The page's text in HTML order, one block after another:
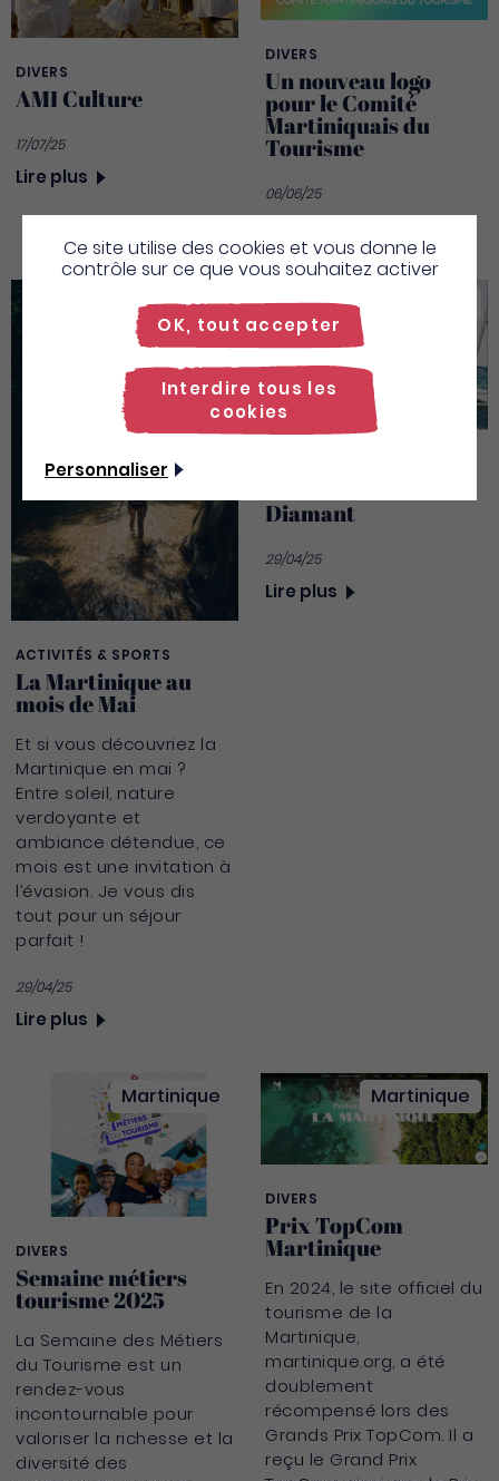
DIVERS
AMI Culture
17/07/25
Lire plus
DIVERS
Un nouveau logo
pour le Comité
Martiniquais du
Tourisme
06/06/25
Martinique
ACTIVITÉS & SPORTS
La Martinique au
mois de Mai
Et si vous découvriez la
Martinique en mai ?
Entre soleil, nature
verdoyante et
ambiance détendue, ce
mois est une invitation à
l’évasion. Je vous dis
tout pour un séjour
parfait !
29/04/25
Lire plus
Diamant
29/04/25
Lire plus
Martinique
DIVERS
Semaine métiers
tourisme 2025
La Semaine des Métiers
du Tourisme est un
rendez-vous
incontournable pour
valoriser la richesse et la
diversité des
Martinique
DIVERS
Prix TopCom
Martinique
​En 2024, le site officiel du
tourisme de la
Martinique,
martinique.org, a été
doublement
récompensé lors des
Grands Prix TopCom. Il a
reçu le Grand Prix
Ce site utilise des cookies et vous donne le
contrôle sur ce que vous souhaitez activer
OK, tout accepter
Interdire tous les
cookies
Personnaliser